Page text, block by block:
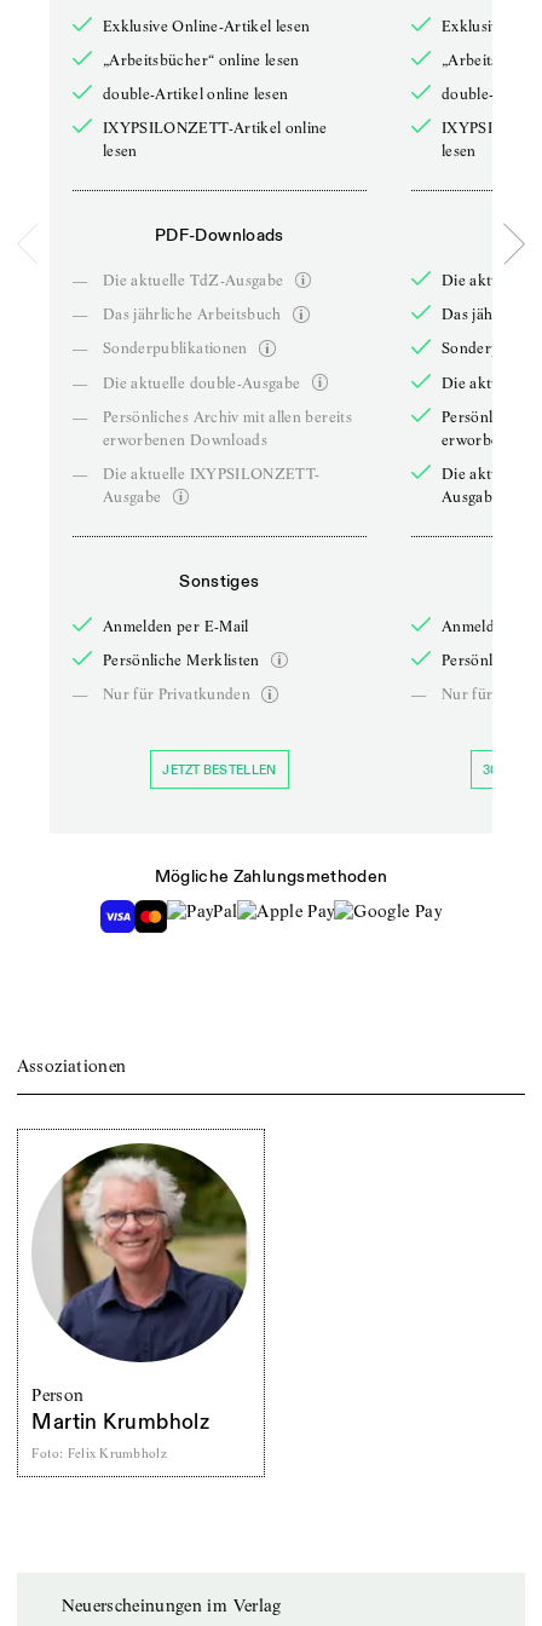
Exklusive Online-Artikel lesen
„Arbeitsbücher“ online lesen
double-Artikel online lesen
IXYPSILONZETT-Artikel online
lesen
PDF-Downloads
—
Die aktuelle TdZ-Ausgabe
—
Das jährliche Arbeitsbuch
—
Sonderpublikationen
—
Die aktuelle double-Ausgabe
—
Persönliches Archiv mit allen bereits
erworbenen Downloads
—
Die aktuelle IXYPSILONZETT-
Ausgabe
Sonstiges
Anmelden per E-Mail
Persönliche Merklisten
—
Nur für Privatkunden
JETZT BESTELLEN
Exklusive
double-
lesen
Die aktuelle
Das jährliche
Die aktuelle
Persönliches
erworbenen
Die aktuelle
Ausgabe
Anmelden
Persönliche
—
Nur für
30 TAGE
Mögliche Zahlungsmethoden
Assoziationen
Person
Martin Krumbholz
Foto: Felix Krumbholz
Neuerscheinungen im Verlag